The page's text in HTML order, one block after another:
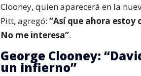
Clooney, quien aparecerá en la
Pitt, agregó: “Así que ahora estoy
No me interesa”.
George Clooney:
un infierno”